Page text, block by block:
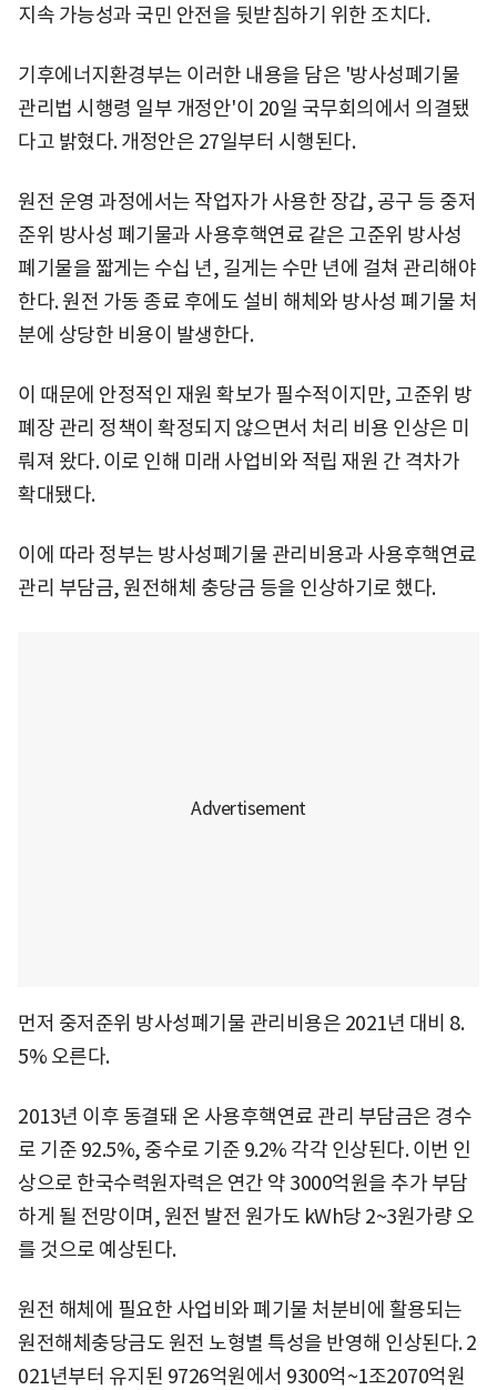
지속 가능성과 국민 안전을 뒷받침하기 위한 조치다.
기후에너지환경부는 이러한 내용을 담은 '방사성폐기물
관리법 시행령 일부 개정안'이 20일 국무회의에서 의결됐
다고 밝혔다. 개정안은 27일부터 시행된다.
원전 운영 과정에서는 작업자가 사용한 장갑, 공구 등 중저
준위 방사성 폐기물과 사용후핵연료 같은 고준위 방사성
폐기물을 짧게는 수십 년, 길게는 수만 년에 걸쳐 관리해야
한다. 원전 가동 종료 후에도 설비 해체와 방사성 폐기물 처
분에 상당한 비용이 발생한다.
이 때문에 안정적인 재원 확보가 필수적이지만, 고준위 방
폐장 관리 정책이 확정되지 않으면서 처리 비용 인상은 미
뤄져 왔다. 이로 인해 미래 사업비와 적립 재원 간 격차가
확대됐다.
이에 따라 정부는 방사성폐기물 관리비용과 사용후핵연료
관리 부담금, 원전해체 충당금 등을 인상하기로 했다.
먼저 중저준위 방사성폐기물 관리비용은 2021년 대비 8.
5% 오른다.
2013년 이후 동결돼 온 사용후핵연료 관리 부담금은 경수
로 기준 92.5%, 중수로 기준 9.2% 각각 인상된다. 이번 인
상으로 한국수력원자력은 연간 약 3000억원을 추가 부담
하게 될 전망이며, 원전 발전 원가도 kWh당 2~3원가량 오
를 것으로 예상된다.
원전 해체에 필요한 사업비와 폐기물 처분비에 활용되는
원전해체충당금도 원전 노형별 특성을 반영해 인상된다. 2
021년부터 유지된 9726억원에서 9300억~1조2070억원